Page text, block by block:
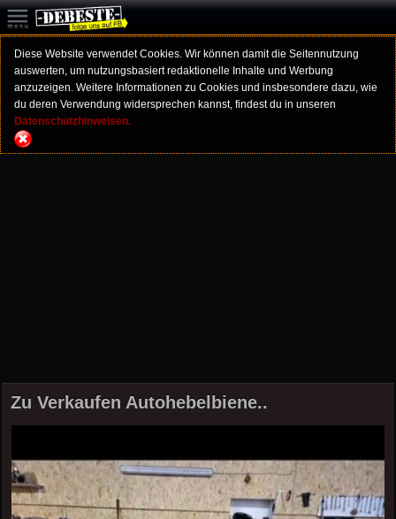
Diese Website verwendet Cookies. Wir können damit die Seitennutzung
auswerten, um nutzungsbasiert redaktionelle Inhalte und Werbung
anzuzeigen. Weitere Informationen zu Cookies und insbesondere dazu, wie
du deren Verwendung widersprechen kannst, findest du in unseren
Datenschutzhinweisen.
Zu Verkaufen Autohebelbiene..